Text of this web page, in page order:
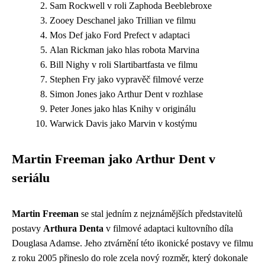
Sam Rockwell v roli Zaphoda Beeblebroxe
Zooey Deschanel jako Trillian ve filmu
Mos Def jako Ford Prefect v adaptaci
Alan Rickman jako hlas robota Marvina
Bill Nighy v roli Slartibartfasta ve filmu
Stephen Fry jako vypravěč filmové verze
Simon Jones jako Arthur Dent v rozhlase
Peter Jones jako hlas Knihy v originálu
Warwick Davis jako Marvin v kostýmu
Martin Freeman jako Arthur Dent v
seriálu
Martin Freeman se stal jedním z nejznámějších představitelů
postavy Arthura Denta v filmové adaptaci kultovního díla
Douglasa Adamse. Jeho ztvárnění této ikonické postavy ve filmu
z roku 2005 přineslo do role zcela nový rozměr, který dokonale